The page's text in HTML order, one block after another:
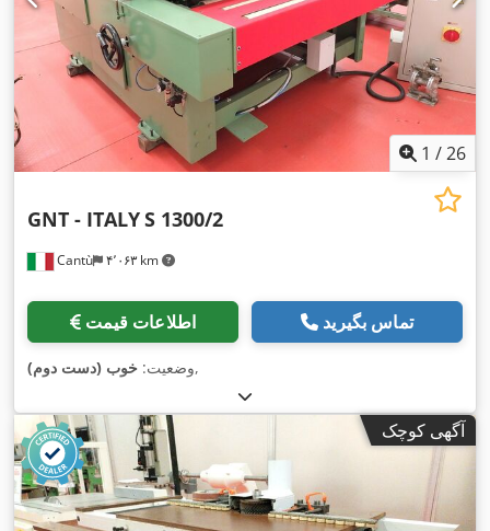
1 /26
Cantù ۴٬۰۶۳ km
GNT - ITALYS 1300/2
اطلاعات قیمت تماس بگیرید
وضعیت: خوب (دست دوم) ,
آگهی کوچک